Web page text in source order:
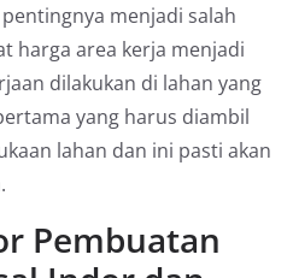
menjadi salah
harga area kerja menjadi
dilakukan di lahan yang
yang harus diambil
lahan dan ini pasti akan
Pembuatan